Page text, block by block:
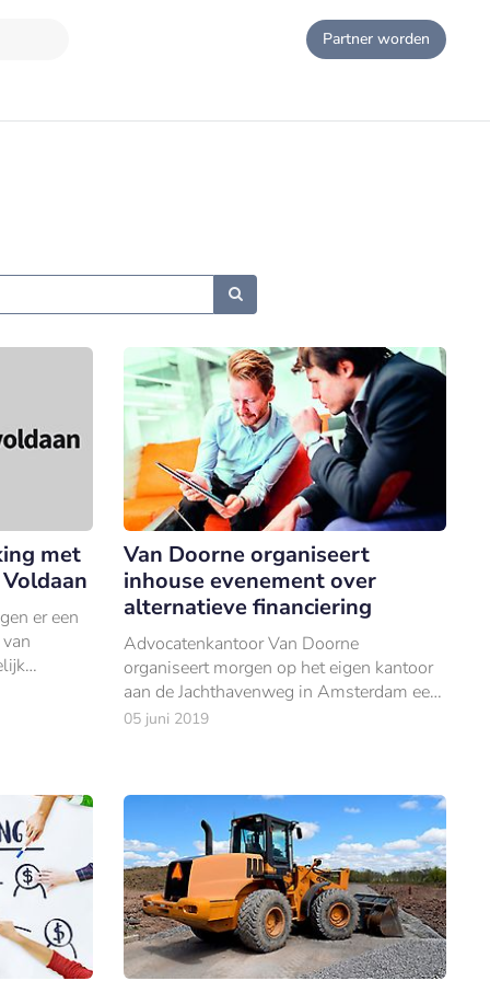
Partner worden
met
er een
Van Doorne organiseert
inhouse evenement over
alternatieve financiering
Advocatenkantoor Van Doorne
organiseert morgen op het eigen kantoor
aan de Jachthavenweg in Amsterdam een
informatieve lunch over alternatieve
05 juni 2019